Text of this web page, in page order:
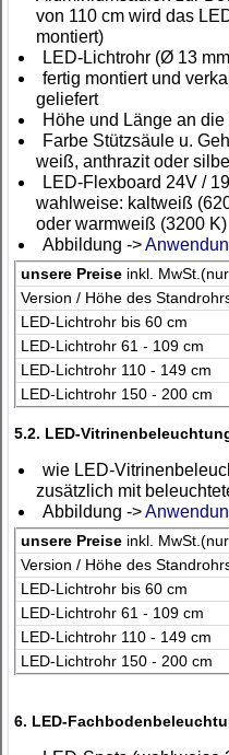
von 110 cm wird das
montiert)
LED-Lichtrohr (Ø 13
fertig montiert und
geliefert
Höhe und Länge an
Farbe Stützsäule u.
weiß, anthrazit oder
LED-Flexboard 24V /
wahlweise: kaltweiß
oder warmweiß (3200 K)
Abbildung ->
unsere Preise inkl.
Version / Höhe des
LED-Lichtrohr bis 60 cm
LED-Lichtrohr 61 - 109 cm
LED-Lichtrohr 110 - 149 cm
LED-Lichtrohr 150 - 200 cm
5.2. LED-
wie LED-
zusätzlich mit
Abbildung ->
unsere Preise inkl.
Version / Höhe des
LED-Lichtrohr bis 60 cm
LED-Lichtrohr 61 - 109 cm
LED-Lichtrohr 110 - 149 cm
LED-Lichtrohr 150 - 200 cm
6. LED-